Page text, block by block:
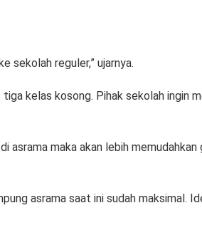
sekolah reguler,” ujarnya.
kelas kosong. Pihak sekolah ingin
maka akan lebih memudahkan
asrama saat ini sudah maksimal.